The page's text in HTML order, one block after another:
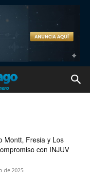
Montt, Fresia y Los
con INJUV
de 2025